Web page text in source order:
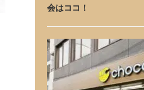
会はココ！